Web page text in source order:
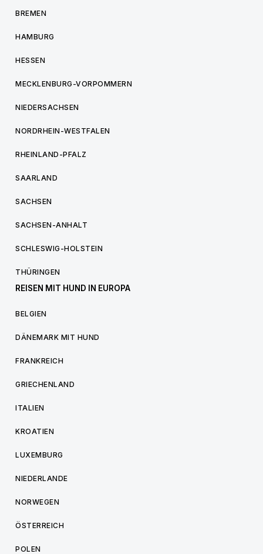
BREMEN
HAMBURG
HESSEN
MECKLENBURG-VORPOMMERN
NIEDERSACHSEN
NORDRHEIN-WESTFALEN
RHEINLAND-PFALZ
SAARLAND
SACHSEN
SACHSEN-ANHALT
SCHLESWIG-HOLSTEIN
THÜRINGEN
REISEN MIT HUND IN EUROPA
BELGIEN
DÄNEMARK MIT HUND
FRANKREICH
GRIECHENLAND
ITALIEN
KROATIEN
LUXEMBURG
NIEDERLANDE
NORWEGEN
ÖSTERREICH
POLEN